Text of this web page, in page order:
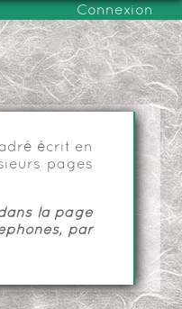
Connexion
écrit en
pages
la page
par